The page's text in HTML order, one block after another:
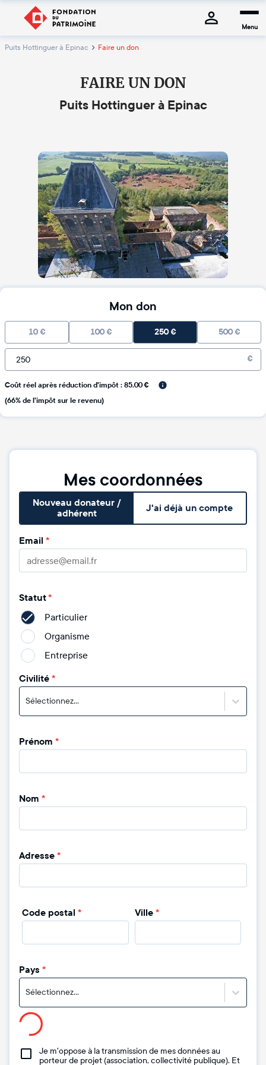
Menu
Puits Hottinguer à Epinac Faire un don
FAIRE UN DON
Puits Hottinguer à Epinac
Mon don
10 € 100 € 250€ 500 €
€
Coût réel après réduction d'impôt : 85.00 €
(66% de l'impôt sur le revenu)
Mes coordonnées
Nouveau donateur /
adhérent
J'ai déjà un compte
Email *
Statut*
Particulier
Organisme
Entreprise
Civilité*
Sélectionnez...
Prénom *
Nom *
Adresse*
Code postal * Ville *
Pays *
Sélectionnez...
Je m'oppose à la transmission de mes données au
porteur de projet (association, collectivité publique). Et